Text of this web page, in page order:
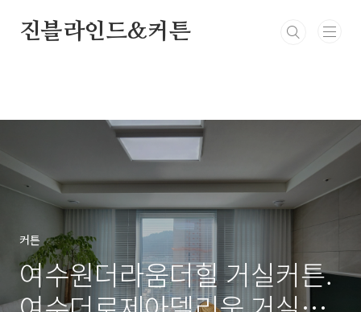
진블라인드&커튼
커튼
여수원더라움더힐 거실커튼.